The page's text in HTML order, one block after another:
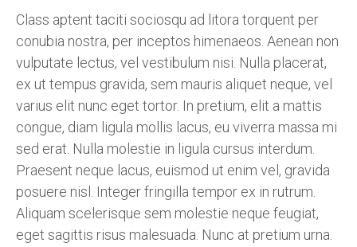
Class aptent taciti sociosqu ad litora torquent per
conubia nostra, per inceptos himenaeos. Aenean non
vulputate lectus, vel vestibulum nisi. Nulla placerat,
ex ut tempus gravida, sem mauris aliquet neque, vel
varius elit nunc eget tortor. In pretium, elit a mattis
congue, diam ligula mollis lacus, eu viverra massa mi
sed erat. Nulla molestie in ligula cursus interdum.
Praesent neque lacus, euismod ut enim vel, gravida
posuere nisl. Integer fringilla tempor ex in rutrum.
Aliquam scelerisque sem molestie neque feugiat,
eget sagittis risus malesuada. Nunc at pretium urna.